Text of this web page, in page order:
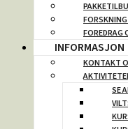
FOREDRAG
INFORMASJON
KONTAKT
SE